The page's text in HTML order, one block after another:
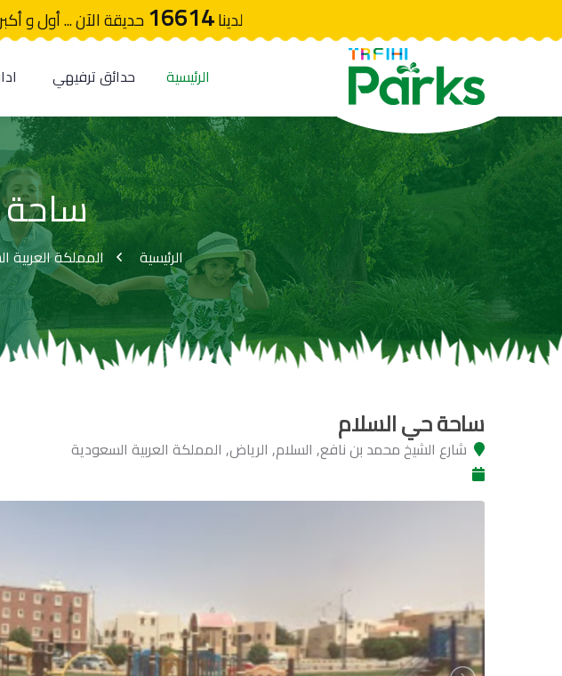
لدينا16614حديقة الآن ... أول و
الرئيسية حدائق ترفيهي
الرئيسية المملكة العربية
ساحة حي السلام
شارع الشيخ محمد بن نافع, السلام, الرياض, المملكة العربية السعودية